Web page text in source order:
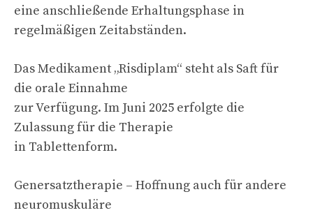
eine anschließende Erhaltungsphase in
regelmäßigen Zeitabständen.
Das Medikament „Risdiplam“ steht als Saft für
die orale Einnahme
zur Verfügung. Im Juni 2025 erfolgte die
Zulassung für die Therapie
in Tablettenform.
Genersatztherapie – Hoffnung auch für andere
neuromuskuläre